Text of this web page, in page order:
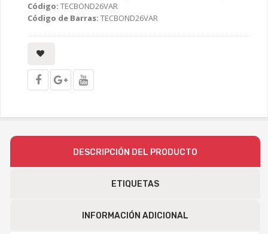
Código: TECBOND26VAR
Código de Barras: TECBOND26VAR
DESCRIPCIÓN DEL PRODUCTO
ETIQUETAS
INFORMACIÓN ADICIONAL